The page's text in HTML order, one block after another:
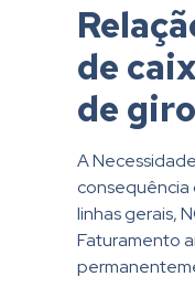
de
de giro
A
consequência
linhas gerais,
Faturamento